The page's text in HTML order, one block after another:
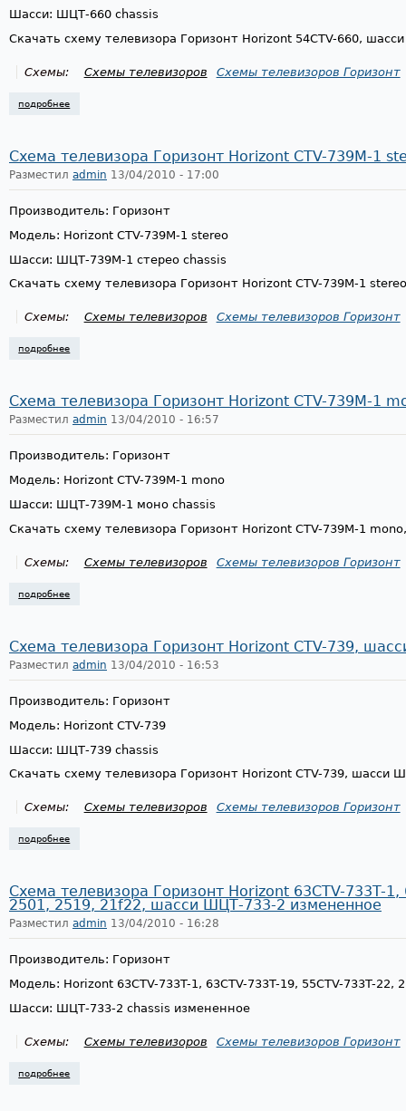
Шасси: ШЦТ-660 chassis
Скачать схему телевизора Горизонт Horizont 54CTV-660,
Схемы: Схемы телевизоров Схемы телевизоров Горизонт
подробнее
Схема телевизора Горизонт Horizont CTV-739M-1
Разместил admin 13/04/2010 - 17:00
Производитель: Горизонт
Модель: Horizont CTV-739M-1 stereo
Шасси: ШЦТ-739М-1 стерео chassis
Скачать схему телевизора Горизонт Horizont CTV-739M-1
Схемы: Схемы телевизоров Схемы телевизоров Горизонт
подробнее
Схема телевизора Горизонт Horizont CTV-739M-1
Разместил admin 13/04/2010 - 16:57
Производитель: Горизонт
Модель: Horizont CTV-739M-1 mono
Шасси: ШЦТ-739М-1 моно chassis
Скачать схему телевизора Горизонт Horizont CTV-739M-1
Схемы: Схемы телевизоров Схемы телевизоров Горизонт
подробнее
Схема телевизора Горизонт Horizont CTV-739,
Разместил admin 13/04/2010 - 16:53
Производитель: Горизонт
Модель: Horizont CTV-739
Шасси: ШЦТ-739 chassis
Скачать схему телевизора Горизонт Horizont CTV-739, шасси
Схемы: Схемы телевизоров Схемы телевизоров Горизонт
подробнее
Схема телевизора Горизонт Horizont 63CTV-733T-1,
2501, 2519, 21f22, шасси ШЦТ-733-2 измененное
Разместил admin 13/04/2010 - 16:28
Производитель: Горизонт
Модель: Horizont 63CTV-733T-1, 63CTV-733T-19, 55CTV-733T-22,
Шасси: ШЦТ-733-2 chassis измененное
Схемы: Схемы телевизоров Схемы телевизоров Горизонт
подробнее